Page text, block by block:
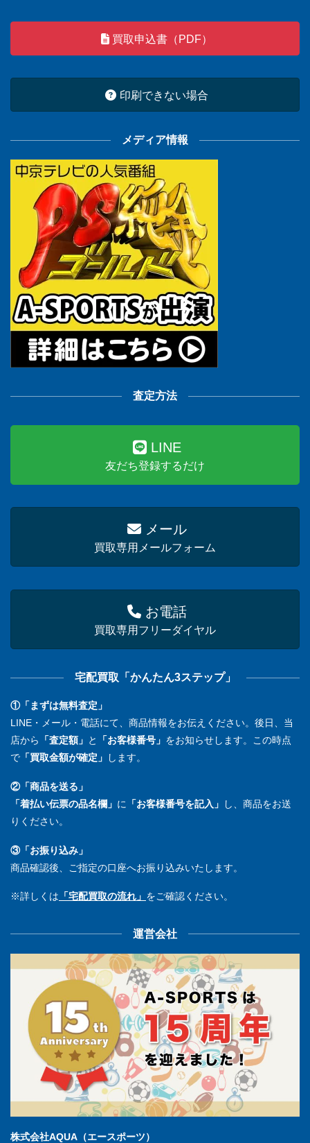
買取申込書（PDF）
印刷できない場合
メディア情報
査定方法
LINE
友だち登録するだけ
メール
買取専用メールフォーム
お電話
買取専用フリーダイヤル
宅配買取「かんたん3ステップ」
①「まずは無料査定」
LINE・メール・電話にて、商品情報をお伝えください。後日、当
店から
「査定額」 と 「お客様番号」 をお知らせします。この時点
で 「買取金額が確定」 します。
②「商品を送る」
「着払い伝票の品名欄」 に 「お客様番号を記入」
し、商品をお送
りください。
③「お振り込み」
商品確認後、ご指定の口座へお振り込みいたします。
※詳しくは 「宅配買取の流れ」 をご確認ください。
運営会社
株式会社AQUA（エースポーツ）